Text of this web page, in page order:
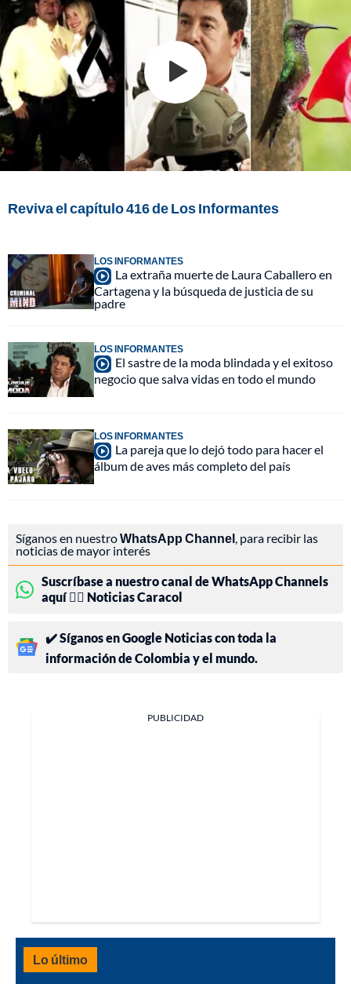
Reviva el capítulo 416 de Los Informantes
LOS INFORMANTES
La extraña muerte de Laura Caballero en
Cartagena y la búsqueda de justicia de su
padre
LOS INFORMANTES
El sastre de la moda blindada y el exitoso
negocio que salva vidas en todo el mundo
LOS INFORMANTES
La pareja que lo dejó todo para hacer el
álbum de aves más completo del país
Síganos en nuestroWhatsApp Channel, para recibir las
noticias de mayor interés
Suscríbase a nuestro canal de WhatsApp Channels
aquí 👉🏻 Noticias Caracol
✔️ Síganos en Google Noticias con toda la
información de Colombia y el mundo.
PUBLICIDAD
Lo último